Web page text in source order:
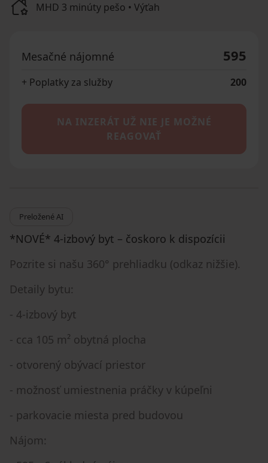
MHD 3 minúty pešo • Výťah
Mesačné nájomné 595
+ Poplatky za služby 200
NA INZERÁT UŽ NIE JE MOŽNÉ
REAGOVAŤ
Preložené AI
*NOVÉ* 4-izbový byt – čoskoro k dispozícii
Pozrite si našu 360° prehliadku (odkaz nižšie).
Detaily bytu:
- 4-izbový byt
- cca 105 m² obytná plocha
- otvorený obývací priestor
- možnosť umiestnenia práčky v kúpeľni
- parkovacie miesta pred budovou
Nájom: